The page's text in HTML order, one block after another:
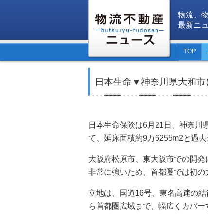
物流、
最新ニ
TOP
日本生命▼神奈川県大和
日本生命保険は6月21日、神奈川
て、延床面積約9万6255m2と過去
大阪府松原市、東大阪市での開
非常に強いため、首都圏では初の
立地は、国道16号、東名高速の
ら首都圏広域まで、幅広くカバー